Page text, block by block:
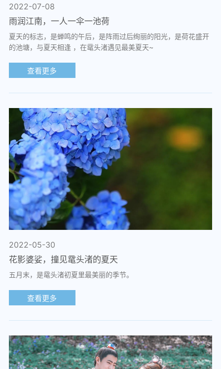
2022-07-08
雨润江南，一人一伞一池荷
夏天的标志，是蝉鸣的午后，是阵雨过后绚丽的阳光，是荷花盛开
的池塘，与夏天相逢 ，在鼋头渚遇见最美夏天~
查看更多
2022-05-30
花影婆娑，撞见鼋头渚的夏天
五月末，是鼋头渚初夏里最美丽的季节。
查看更多